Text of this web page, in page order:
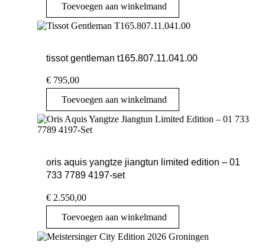
Toevoegen aan winkelmand
tissot gentleman t165.807.11.041.00
€ 795,00
Toevoegen aan winkelmand
oris aquis yangtze jiangtun limited edition – 01
733 7789 4197-set
€ 2.550,00
Toevoegen aan winkelmand